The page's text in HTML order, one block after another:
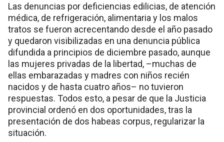
Las denuncias por deficiencias edilicias, de atención
médica, de refrigeración, alimentaria y los malos
tratos se fueron acrecentando desde el año pasado
y quedaron visibilizadas en una denuncia pública
difundida a principios de diciembre pasado, aunque
las mujeres privadas de la libertad, –muchas de
ellas embarazadas y madres con niños recién
nacidos y de hasta cuatro años– no tuvieron
respuestas. Todos esto, a pesar de que la Justicia
provincial ordenó en dos oportunidades, tras la
presentación de dos habeas corpus, regularizar la
situación.